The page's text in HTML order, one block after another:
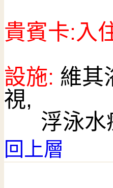
貴賓卡:入
設施: 維其
視,
浮泳水
回上層